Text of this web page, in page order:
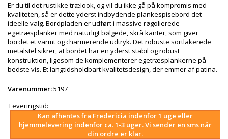
Er du til det rustikke trælook, og vil du ikke gå på kompromis med
kvaliteten, så er dette yderst indbydende plankespisebord det
ideelle valg. Bordpladen er udført i massive røgolierede
egetræsplanker med naturligt bølgede, skrå kanter, som giver
bordet et varmt og charmerende udtryk. Det robuste sortlakerede
metalstel sikrer, at bordet har en yderst stabil og robust
konstruktion, ligesom de komplementerer egetræsplankerne på
bedste vis. Et langtidsholdbart kvalitetsdesign, der emmer af patina.
Varenummer:5197
Leveringstid:
Kan afhentes fra Fredericia indenfor 1 uge eller
hjemmelevering indenfor ca. 1-3 uger. Vi sender en sms når
din ordre er klar.